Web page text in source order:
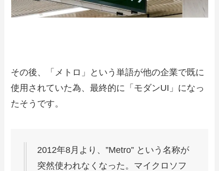
その後、「メトロ」という単語が他の企業で既に
使用されていた為、最終的に「モダンUI」になっ
たそうです。
2012年8月より、”Metro” という名称が
突然使われなくなった。マイクロソフ